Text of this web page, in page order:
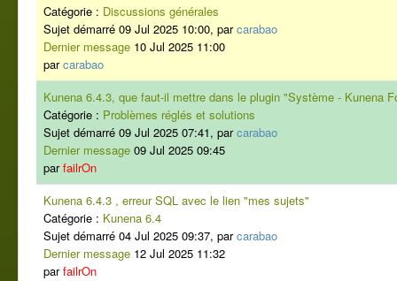
Catégorie : Discussions générales
Sujet démarré 09 Jul 2025 10:00, parcarabao
Dernier message 10 Jul 2025 11:00
parcarabao
Kunena 6.4.3, que faut-il mettre dans le plugin "Système - Kunena
Catégorie : Problèmes réglés et solutions
Sujet démarré 09 Jul 2025 07:41, parcarabao
Dernier message 09 Jul 2025 09:45
parfailrOn
Kunena 6.4.3 , erreur SQL avec le lien "mes sujets"
Catégorie : Kunena 6.4
Sujet démarré 04 Jul 2025 09:37, parcarabao
Dernier message 12 Jul 2025 11:32
parfailrOn